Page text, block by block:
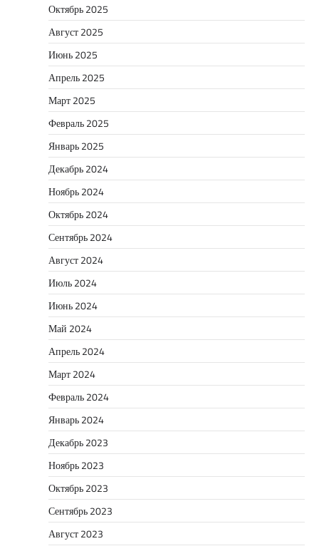
Октябрь 2025
Август 2025
Июнь 2025
Апрель 2025
Март 2025
Февраль 2025
Январь 2025
Декабрь 2024
Ноябрь 2024
Октябрь 2024
Сентябрь 2024
Август 2024
Июль 2024
Июнь 2024
Май 2024
Апрель 2024
Март 2024
Февраль 2024
Январь 2024
Декабрь 2023
Ноябрь 2023
Октябрь 2023
Сентябрь 2023
Август 2023